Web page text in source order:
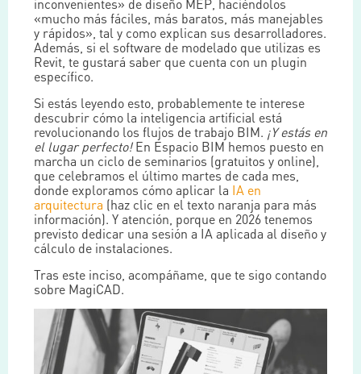
inconvenientes» de diseño MEP, haciéndolos
«mucho más fáciles, más baratos, más manejables
y rápidos», tal y como explican sus desarrolladores.
Además, si el software de modelado que utilizas es
Revit, te gustará saber que cuenta con un plugin
específico.
Si estás leyendo esto, probablemente te interese
descubrir cómo la inteligencia artificial está
revolucionando los flujos de trabajo BIM. ¡Y estás en
el lugar perfecto!En Espacio BIM hemos puesto en
marcha un ciclo de seminarios (gratuitos y online),
que celebramos el último martes de cada mes,
donde exploramos cómo aplicar la IA en
arquitectura (haz clic en el texto naranja para más
información). Y atención, porque en 2026 tenemos
previsto dedicar una sesión a IA aplicada al diseño y
cálculo de instalaciones.
Tras este inciso, acompáñame, que te sigo contando
sobre MagiCAD.